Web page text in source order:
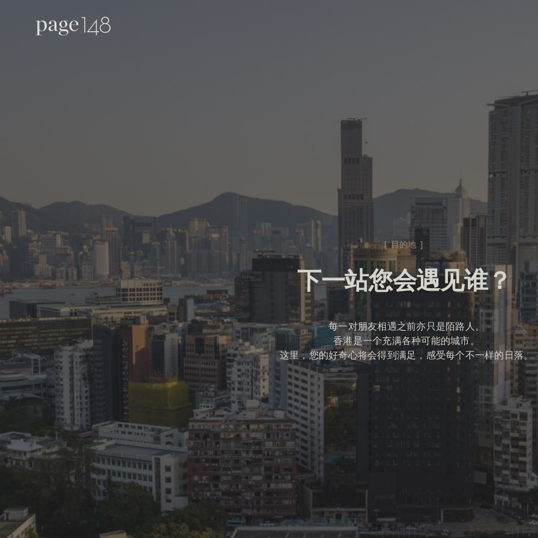
[ 目的地 ]
下一站您会遇见谁？
每一对朋友相遇之前亦只是陌路人。
香港是一个充满各种可能的城市。
这里，您的好奇心将会得到满足，感受每个不一样的日落。